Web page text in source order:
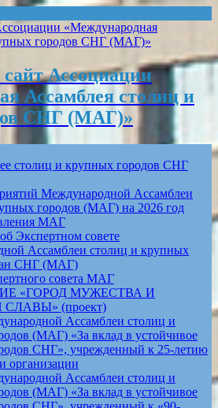
Ассоциации
Ассамблея столиц и
СНГ (МАГ)»
столиц и крупных городов СНГ
Международной Ассамблеи
городов (МАГ) на 2026 год
МАГ
Экспертном совете
Ассамблеи столиц и крупных
СНГ (МАГ)
совета МАГ
«ГОРОД МУЖЕСТВА И
(проект)
Ассамблеи столиц и
(МАГ) «За вклад в устойчивое
СНГ», учрежденный к 25-летию
организации
Ассамблеи столиц и
(МАГ) «За вклад в устойчивое